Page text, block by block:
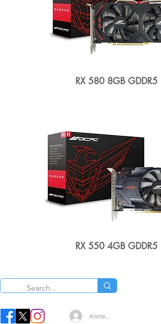
RX 580 8GB GDDR5
RX 550 4GB GDDR5
Anmelden